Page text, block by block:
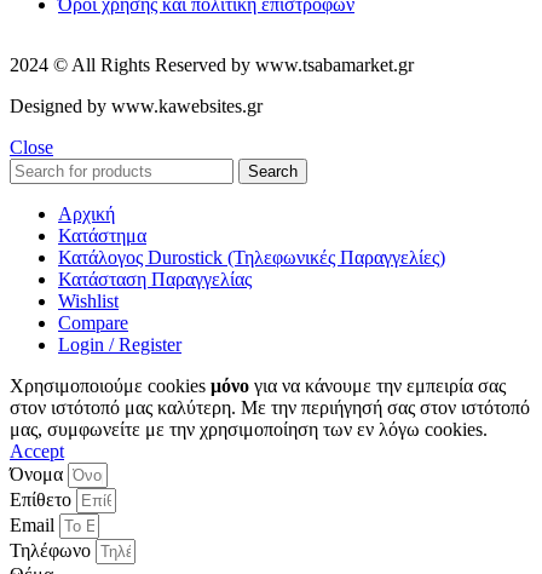
Όροι χρήσης και πολιτική επιστροφών
2024 © All Rights Reserved by www.tsabamarket.gr
Designed by www.kawebsites.gr
Close
Search
Αρχική
Κατάστημα
Κατάλογος Durostick (Τηλεφωνικές Παραγγελίες)
Κατάσταση Παραγγελίας
Wishlist
Compare
Login / Register
Χρησιμοποιούμε cookies μόνο για να κάνουμε την εμπειρία σας
στον ιστότοπό μας καλύτερη. Με την περιήγησή σας στον ιστότοπό
μας, συμφωνείτε με την χρησιμοποίηση των εν λόγω cookies.
Accept
Όνομα
Επίθετο
Email
Τηλέφωνο